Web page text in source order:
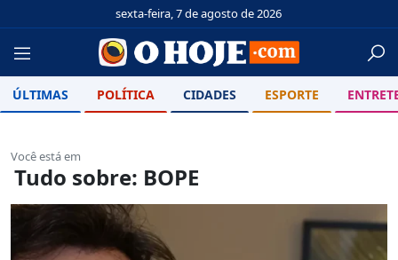
sexta-feira, 7 de agosto de 2026
ÚLTIMAS POLÍTICA CIDADES ESPORTE
Você está em
Tudo sobre: BOPE